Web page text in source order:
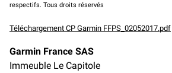
respectifs. Tous droits réservés
Téléchargement CP Garmin FFPS_02052017.pdf
Garmin France SAS
Immeuble Le Capitole